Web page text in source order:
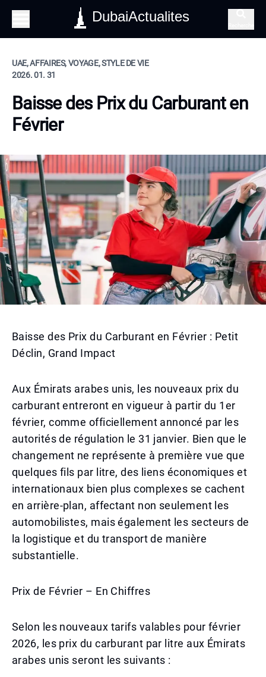
DubaiActualites
UAE, AFFAIRES, VOYAGE, STYLE DE VIE
2026. 01. 31
Baisse des Prix du Carburant en
Février
Baisse des Prix du Carburant en Février : Petit
Déclin, Grand Impact
Aux Émirats arabes unis, les nouveaux prix du
carburant entreront en vigueur à partir du 1er
février, comme officiellement annoncé par les
autorités de régulation le 31 janvier. Bien que le
changement ne représente à première vue que
quelques fils par litre, des liens économiques et
internationaux bien plus complexes se cachent
en arrière-plan, affectant non seulement les
automobilistes, mais également les secteurs de
la logistique et du transport de manière
substantielle.
Prix de Février – En Chiffres
Selon les nouveaux tarifs valables pour février
2026, les prix du carburant par litre aux Émirats
arabes unis seront les suivants :